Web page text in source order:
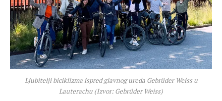
Ljubitelji biciklizma ispred glavnog ureda Gebrüder Weiss u
Lauterachu (Izvor: Gebrüder Weiss)